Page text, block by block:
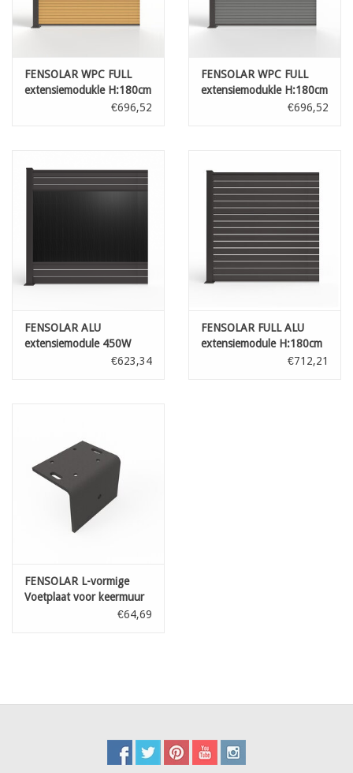
FENSOLAR WPC FULL
extensiemodukle H:180cm
L:185cm Ceder + 1 paal
€696,52
FENSOLAR WPC FULL
extensiemodukle H:180cm
L:185cm Grijs + 1 paal€696,52
FENSOLAR ALU
extensiemodule 450W
H:180cm L:185cm + 1€623,34
FENSOLAR FULL ALU
extensiemodule H:180cm
€712,21
FENSOLAR L-vormige
Voetplaat voor keermuur
€64,69